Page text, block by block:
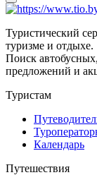
Туристический
туризме и отдыхе.
Поиск
предложений и
Туристам
Календарь
Путешествия